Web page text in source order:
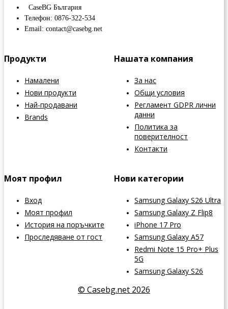
CaseBG България
Телефон: 0876-322-534
Email: contact@casebg.net
Продукти
Намалени
Нови продукти
Най-продавани
Brands
Нашата компания
За нас
Общи условия
Регламент GDPR лични
данни
Политика за
поверителност
Контакти
Моят профил
Вход
Моят профил
История на поръчките
Проследяване от гост
Нови категории
Samsung Galaxy S26 Ultra
Samsung Galaxy Z Flip8
iPhone 17 Pro
Samsung Galaxy A57
Redmi Note 15 Pro+ Plus
5G
Samsung Galaxy S26
© Casebg.net 2026